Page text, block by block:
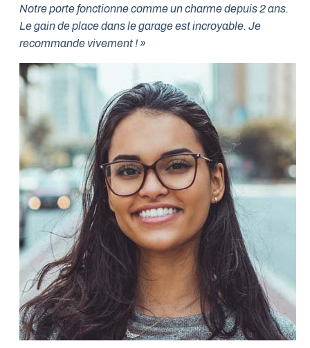
Notre porte fonctionne comme un charme depuis 2 ans.
Le gain de place dans le garage est incroyable. Je
recommande vivement ! »